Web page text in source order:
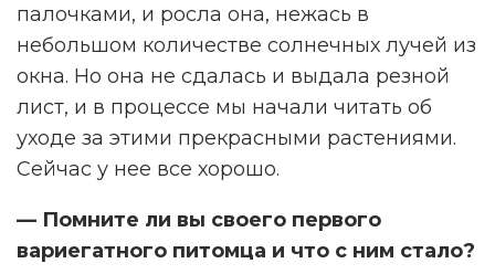
палочками, и росла она, нежась в
небольшом количестве солнечных лучей из
окна. Но она не сдалась и выдала резной
лист, и в процессе мы начали читать об
уходе за этими прекрасными растениями.
Сейчас у нее все хорошо.
— Помните ли вы своего первого
вариегатного питомца и что с ним стало?